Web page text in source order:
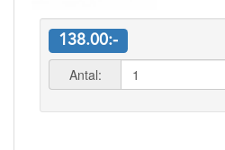
138.00:-
Antal: